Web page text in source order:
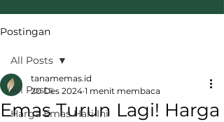
Postingan
All Posts
Harga Emas Hari Ini
All Posts
Emas Turun Lagi! Harga
tanamemas.id
20 Des 2024 1 menit membaca